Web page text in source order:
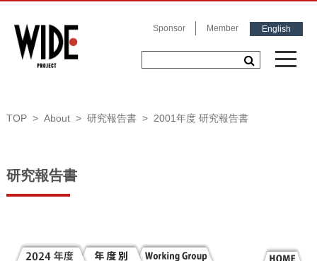
Sponsor Member English
TOP About 研究報告書 2001年度 研究報告書
研究報告書